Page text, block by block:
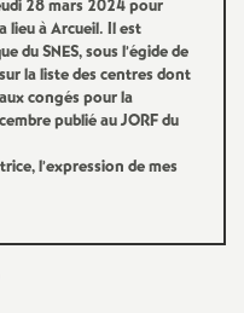
l
é
a
n
28 mars 2024 pour
lieu à Arcueil. Il est
duSNES, sous l’égide de
la liste des centres dont
congés pour la
publié auJORFdu
l’expression de mes